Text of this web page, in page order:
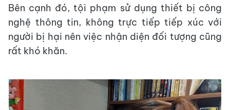
Bên cạnh đó, tội phạm sử dụng thiết bị công
nghệ thông tin, không trực tiếp tiếp xúc với
người bị hại nên việc nhận diện đối tượng cũng
rất khó khăn.